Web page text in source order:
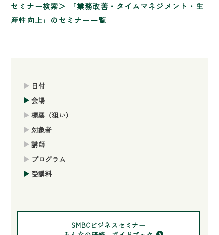
日付
会場
概要（狙い）
対象者
講師
プログラム
受講料
SMBCビジネスセミナー
セミナー検索
「業務改善・タイムマネジメント・生
産性向上」のセミナー一覧